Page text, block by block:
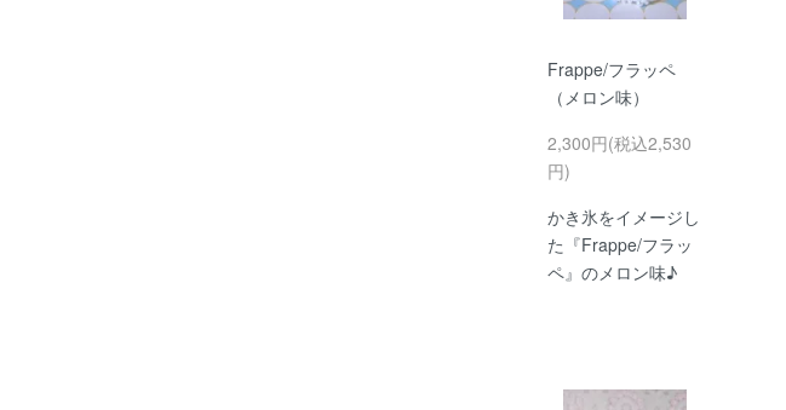
Frappe/フラッペ
（メロン味）
2,300円(税込2,530
円)
かき氷をイメージし
た『Frappe/フラッ
ペ』のメロン味♪